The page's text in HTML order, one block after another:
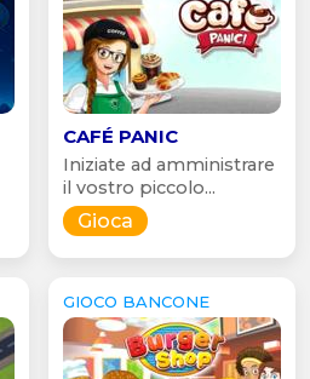
CAFÉ PANIC
Iniziate ad amministrare
il vostro piccolo...
Gioca
GIOCO BANCONE